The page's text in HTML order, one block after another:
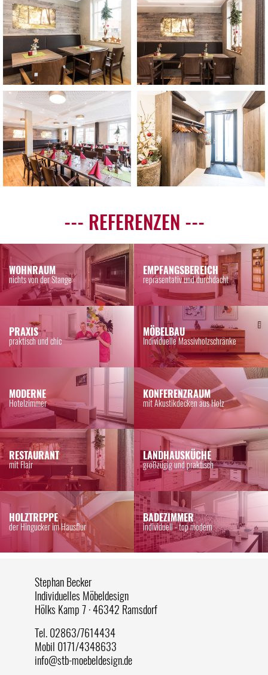
--- REFERENZEN ---
WOHNRAUM
nichts von der Stange
EMPFANGSBEREICH
repräsentativ und durchdacht
PRAXIS
praktisch und chic
MÖBELBAU
Individuelle Massivholzschränke
MODERNE
Hotelzimmer
KONFERENZRAUM
mit Akustikdecken aus Holz
RESTAURANT
mit Flair
LANDHAUSKÜCHE
großzügig und praktisch
HOLZTREPPE
der Hingucker im Hausflur
BADEZIMMER
individuell - top modern
Stephan Becker
Individuelles Möbeldesign
Hölks Kamp 7 · 46342 Ramsdorf
Tel. 02863/7614434
Mobil 0171/4348633
info@stb-moebeldesign.de